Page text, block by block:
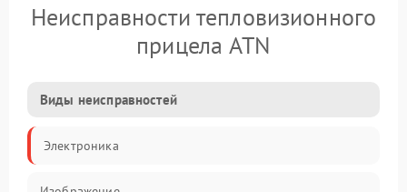
Неисправности тепловизионного
прицела ATN
Виды неисправностей
Электроника